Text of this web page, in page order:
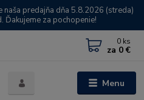
predajňa dňa 5.8.2026 (streda)
Ďakujeme za pochopenie!
Menu
0 ks
za 0 €